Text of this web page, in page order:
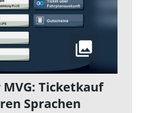
Ticketkauf
Sprachen